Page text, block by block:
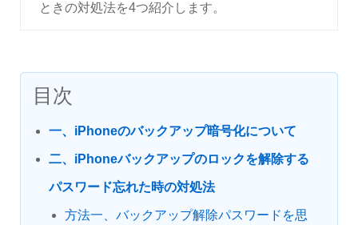
ときの対処法を4つ紹介します。
目次
一、iPhoneのバックアップ暗号化について
二、iPhoneバックアップのロックを解除する
パスワード忘れた時の対処法
方法一、バックアップ解除パスワードを思